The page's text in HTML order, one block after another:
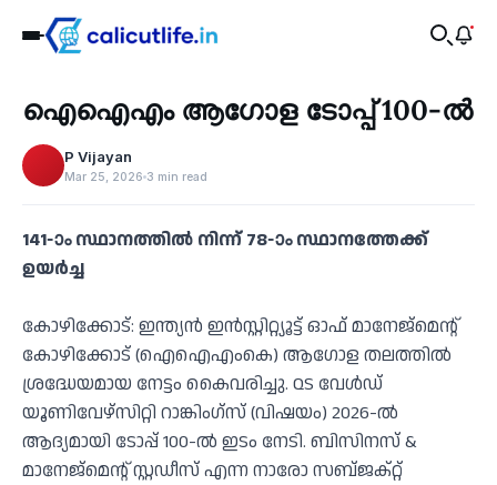
‹
Education
ഐഐഎം ആഗോള ടോപ്പ് 100-ൽ
P Vijayan
Mar 25, 2026 3 min read
141-ാം സ്ഥാനത്തിൽ നിന്ന് 78-ാം സ്ഥാനത്തേക്ക്
ഉയർച്ച
കോഴിക്കോട്: ഇന്ത്യൻ ഇൻസ്റ്റിറ്റ്യൂട്ട് ഓഫ് മാനേജ്മെന്റ്
കോഴിക്കോട് (ഐഐഎംകെ) ആഗോള തലത്തിൽ
ശ്രദ്ധേയമായ നേട്ടം കൈവരിച്ചു. QS വേൾഡ്
യൂണിവേഴ്സിറ്റി റാങ്കിംഗ്സ് (വിഷയം) 2026-ൽ
ആദ്യമായി ടോപ്പ് 100-ൽ ഇടം നേടി. ബിസിനസ് &
മാനേജ്മെന്റ് സ്റ്റഡീസ് എന്ന നാരോ സബ്ജക്റ്റ്